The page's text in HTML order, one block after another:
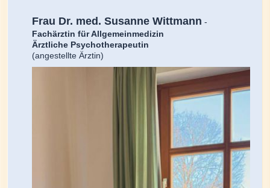
Frau Dr. med. Susanne Wittmann -
Fachärztin für Allgemeinmedizin
Ärztliche Psychotherapeutin
(angestellte Ärztin)